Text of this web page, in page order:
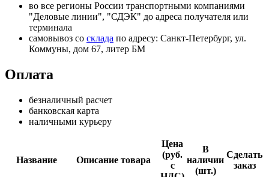
во все регионы России транспортными компаниями
"Деловые линии", "СДЭК" до адреса получателя или
терминала
самовывоз со склада по адресу: Санкт-Петербург, ул.
Коммуны, дом 67, литер БМ
Оплата
безналичный расчет
банковская карта
наличными курьеру
Название Описание товара
Цена
(руб.
с
В
наличии
(шт.)
Сделать
заказ